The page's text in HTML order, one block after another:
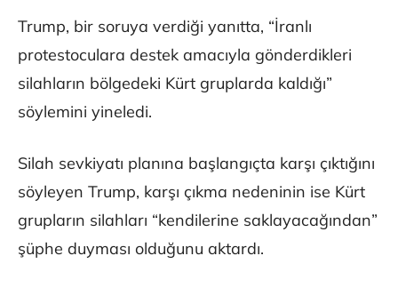
Trump, bir soruya verdiği yanıtta, “İranlı
protestoculara destek amacıyla gönderdikleri
silahların bölgedeki Kürt gruplarda kaldığı”
söylemini yineledi.
Silah sevkiyatı planına başlangıçta karşı çıktığını
söyleyen Trump, karşı çıkma nedeninin ise Kürt
grupların silahları “kendilerine saklayacağından”
şüphe duyması olduğunu aktardı.